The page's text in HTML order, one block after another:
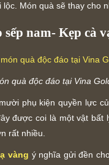
lộc. Món quà sẽ thay cho
sếp nam- Kẹp cà
quà độc đáo tại Vina
phụ kiện quyền lực
được coi là một vật
rất nhiều.
vàng ý nghĩa gửi đền